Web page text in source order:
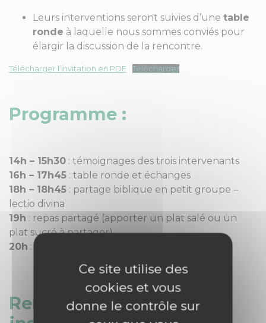
Leurs interventions seront suivies d’une table
ronde à laquelle nous sommes conviés pour
élargir la discussion de la rencontre.
Télécharger l’invitation en PDF Télécharger
Programme :
14h – 15h30 : témoignages des trois intervenants
16h – 17h45 : table ronde et échanges
18h – 18h45 : partage biblique en petit groupe –
lectio divina
19h : repas partagé (apporter un plat salé ou un
plat sucré à partager)
20h : veillée de prière
Renseignements &
Ce site utilise des
cookies et vous
donne le contrôle sur